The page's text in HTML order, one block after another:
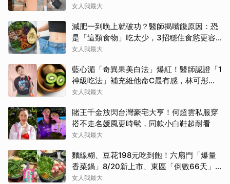
女人我最大
減肥一到晚上就破功？醫師揭嘴饞原因：恐
是「這類食物」吃太少，3招穩住食慾更容
易瘦！
女人我最大
藍心湄「奇異果美白法」爆紅！醫師認證「1
神級吃法」補充維他命C最有感，林可彤自
曝從小跟著吃
女人我最大
賭王千金放閃台灣豪宅大亨！何超雲私服穿
搭不走名媛風更時髦，同款小白鞋超耐看
女人我最大
麵線糊、豆花198元吃到飽！六扇門「爆量
香菜鍋」8/20新上市、東區「倒數66天」
香菜甜點店爆紅
女人我最大